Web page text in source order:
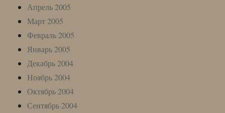
Апрель 2005
Март 2005
Февраль 2005
Январь 2005
Декабрь 2004
Ноябрь 2004
Октябрь 2004
Сентябрь 2004